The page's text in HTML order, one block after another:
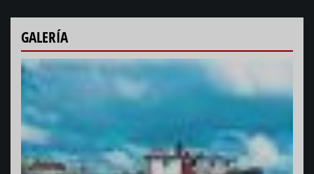
GALERÍA